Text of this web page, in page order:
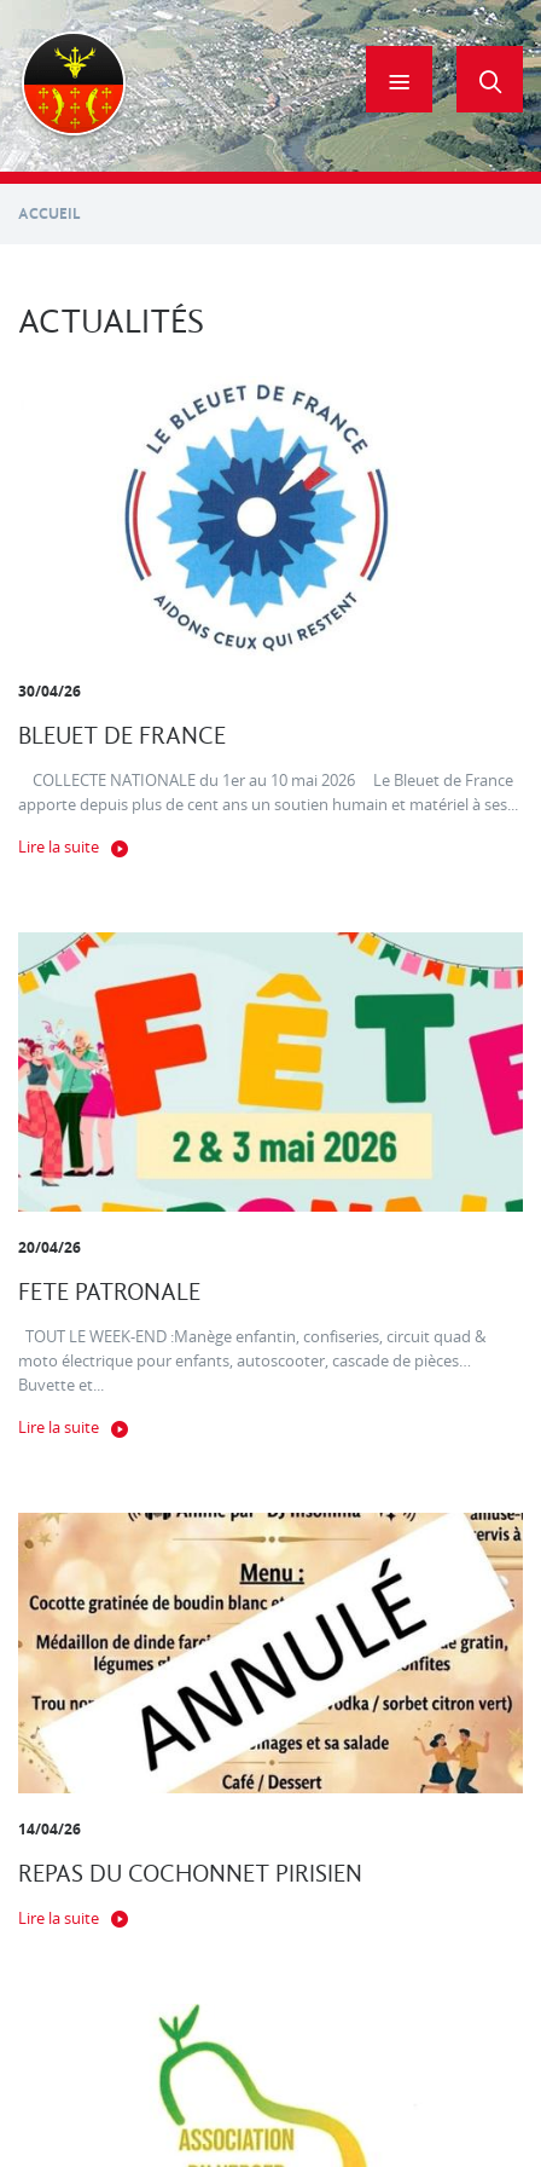
contenu
principal
ACCUEIL
ACTUALITÉS
30/04/26
BLEUET DE FRANCE
COLLECTE NATIONALE du 1er au 10 mai 2026 Le Bleuet de France
apporte depuis plus de cent ans un soutien humain et matériel à ses...
Lire la suite
20/04/26
FETE PATRONALE
TOUT LE WEEK-END :Manège enfantin, confiseries, circuit quad &
moto électrique pour enfants, autoscooter, cascade de pièces…
Buvette et...
Lire la suite
14/04/26
REPAS DU COCHONNET PIRISIEN
Lire la suite